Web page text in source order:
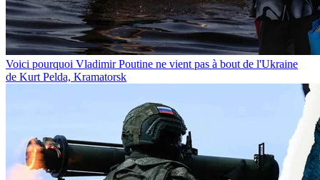
Voici pourquoi Vladimir Poutine ne vient pas à bout de l'Ukraine
de Kurt Pelda, Kramatorsk